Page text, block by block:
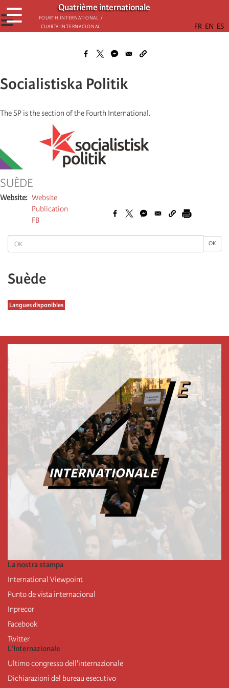
Skip
to
main
Quatrième internationale
Fourth International /
Cuarta Internacional
☰
☰
OK OK
Suède
Langues disponibles
Socialistiska Politik
The SP is the section of the Fourth International.
SUÈDE
Website
Website
Publication
FB
La nostra stampa
International Viewpoint
Punto de vista internacional
Inprecor
Facebook
Twitter
L’Internazionale
Ultimo congresso dell'internazionale
Dichiarazioni del bureau esecutivo